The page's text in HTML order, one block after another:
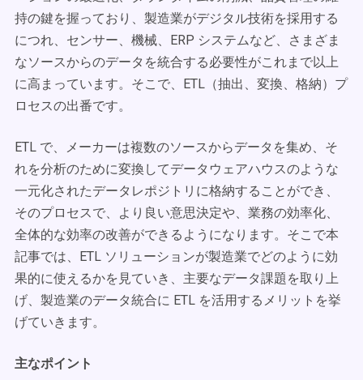
持の鍵を握っており、製造業がデジタル技術を採用する
につれ、センサー、機械、ERP システムなど、さまざま
なソースからのデータを統合する必要性がこれまで以上
に高まっています。そこで、ETL（抽出、変換、格納）プ
ロセスの出番です。
ETL で、メーカーは複数のソースからデータを集め、そ
れを分析のために変換してデータウェアハウスのような
一元化されたデータレポジトリに格納することができ、
そのプロセスで、より良い意思決定や、業務の効率化、
全体的な効率の改善ができるようになります。そこで本
記事では、ETL ソリューションが製造業でどのように効
果的に使えるかを見ていき、主要なデータ課題を取り上
げ、製造業のデータ統合に ETL を活用するメリットを挙
げていきます。
主なポイント